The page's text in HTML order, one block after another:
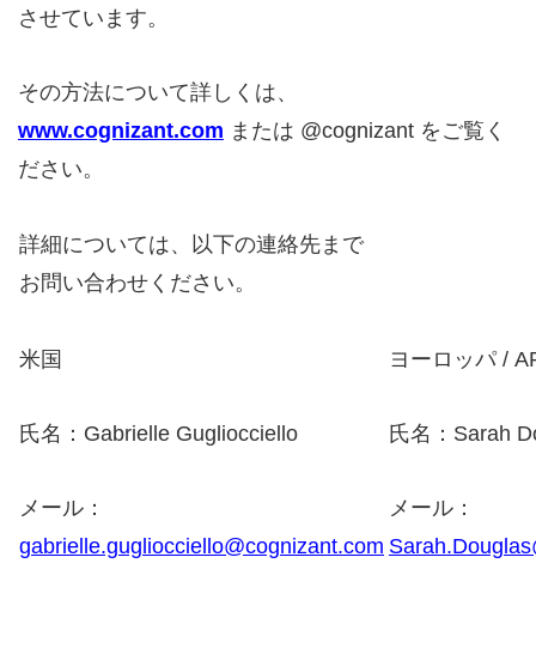
させています。
その方法について詳しくは、
www.cognizant.com または @cognizant をご覧く
ださい。
詳細については、以下の連絡先まで
お問い合わせください。
米国
氏名：Gabrielle Gugliocciello
メール：
gabrielle.gugliocciello@cognizant.com
ヨーロッパ /
氏名：Sarah
メール：